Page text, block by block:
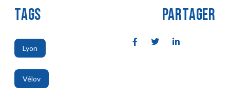
TAGS
Lyon
,
Vélov
PARTAGER